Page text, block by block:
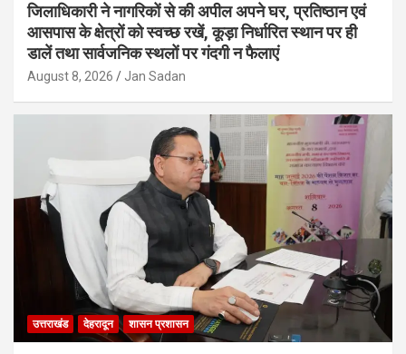
जिलाधिकारी ने नागरिकों से की अपील अपने घर, प्रतिष्ठान एवं
आसपास के क्षेत्रों को स्वच्छ रखें, कूड़ा निर्धारित स्थान पर ही
डालें तथा सार्वजनिक स्थलों पर गंदगी न फैलाएं
August 8, 2026 Jan Sadan
उत्तराखंड देहरादून शासन प्रशासन